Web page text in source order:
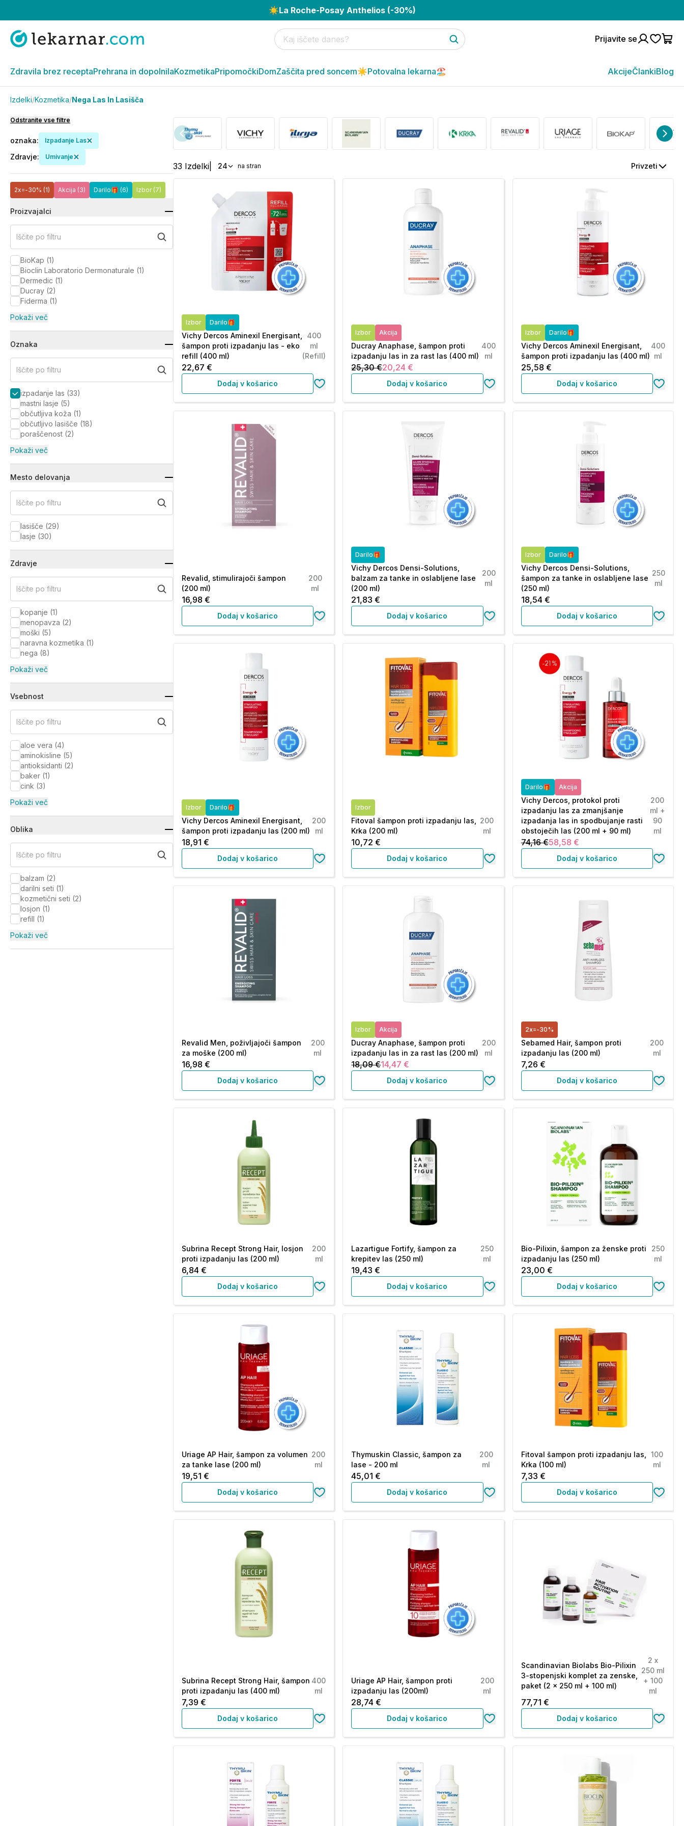
☀️La Roche-Posay Anthelios (-30%)
Prijavite se
Zdravila brez receptaPrehrana in dopolnilaKozmetikaPripomočkiDomZaščita pred soncem☀️Potovalna lekarna🏖️ AkcijeČlankiBlog
Izdelki/Kozmetika/Nega Las In Lasišča
Odstranite vse filtre
oznaka: Izpadanje Las
Zdravje: Umivanje
2x=-30% (1) Akcija (3) Darilo🎁 (6) Izbor (7)
Proizvajalci
Iščite po filtru
BioKap (1)
Bioclin Laboratorio Dermonaturale (1)
Dermedic (1)
Ducray (2)
Fiderma (1)
Pokaži več
Oznaka
Iščite po filtru
izpadanje las (33)
mastni lasje (5)
občutljiva koža (1)
občutljivo lasišče (18)
poraščenost (2)
Pokaži več
Mesto delovanja
Iščite po filtru
lasišče (29)
lasje (30)
Zdravje
Iščite po filtru
kopanje (1)
menopavza (2)
moški (5)
naravna kozmetika (1)
nega (8)
Pokaži več
Vsebnost
Iščite po filtru
aloe vera (4)
aminokisline (5)
antioksidanti (2)
baker (1)
cink (3)
Pokaži več
Oblika
Iščite po filtru
balzam (2)
darilni seti (1)
kozmetični seti (2)
losjon (1)
refill (1)
Pokaži več
33 Izdelki 24 na stran Privzeti
Izbor Darilo🎁
Vichy Dercos Aminexil Energisant,
šampon proti izpadanju las - eko
refill (400 ml)
400
ml
(Refill)
22,67 €
Dodaj v košarico
Izbor Akcija
Ducray Anaphase, šampon proti
izpadanju las in za rast las (400 ml)
400
ml
25,30 €20,24 €
Dodaj v košarico
Izbor Darilo🎁
Vichy Dercos Aminexil Energisant,
šampon proti izpadanju las (400 ml)
400
ml
25,58 €
Dodaj v košarico
Revalid, stimulirajoči šampon
(200 ml)
200
ml
16,98 €
Dodaj v košarico
Darilo🎁
Vichy Dercos Densi-Solutions,
balzam za tanke in oslabljene lase
(200 ml)
200
ml
21,83 €
Dodaj v košarico
Izbor Darilo🎁
Vichy Dercos Densi-Solutions,
šampon za tanke in oslabljene lase
(250 ml)
250
ml
18,54 €
Dodaj v košarico
Izbor Darilo🎁
Vichy Dercos Aminexil Energisant,
šampon proti izpadanju las (200 ml)
200
ml
18,91 €
Dodaj v košarico
Izbor
Fitoval šampon proti izpadanju las,
Krka (200 ml)
200
ml
10,72 €
Dodaj v košarico
Darilo🎁 Akcija
Vichy Dercos, protokol proti
izpadanju las za zmanjšanje
izpadanja las in spodbujanje rasti
obstoječih las (200 ml + 90 ml)
200
ml +
90
ml
74,16 €58,58 €
Dodaj v košarico
Revalid Men, poživljajoči šampon
za moške (200 ml)
200
ml
16,98 €
Dodaj v košarico
Izbor Akcija
Ducray Anaphase, šampon proti
izpadanju las in za rast las (200 ml)
200
ml
18,09 €14,47 €
Dodaj v košarico
2x=-30%
Sebamed Hair, šampon proti
izpadanju las (200 ml)
200
ml
7,26 €
Dodaj v košarico
Subrina Recept Strong Hair, losjon
proti izpadanju las (200 ml)
200
ml
6,84 €
Dodaj v košarico
Lazartigue Fortify, šampon za
krepitev las (250 ml)
250
ml
19,43 €
Dodaj v košarico
Bio-Pilixin, šampon za ženske proti
izpadanju las (250 ml)
250
ml
23,00 €
Dodaj v košarico
Uriage AP Hair, šampon za volumen
za tanke lase (200 ml)
200
ml
19,51 €
Dodaj v košarico
Thymuskin Classic, šampon za
lase - 200 ml
200
ml
45,01 €
Dodaj v košarico
Fitoval šampon proti izpadanju las,
Krka (100 ml)
100
ml
7,33 €
Dodaj v košarico
Subrina Recept Strong Hair, šampon
proti izpadanju las (400 ml)
400
ml
7,39 €
Dodaj v košarico
Uriage AP Hair, šampon proti
izpadanju las (200ml)
200
ml
28,74 €
Dodaj v košarico
Scandinavian Biolabs Bio-Pilixin
3-stopenjski komplet za zenske,
paket (2 x 250 ml + 100 ml)
2 x
250 ml
+ 100
ml
77,71 €
Dodaj v košarico